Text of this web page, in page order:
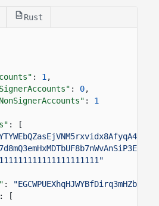
Rust
: 1 ,
: 0,
:
1
: [
:
: [